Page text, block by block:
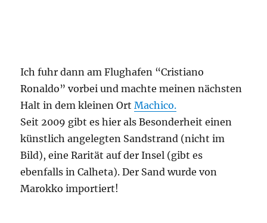
Ich fuhr dann am Flughafen “Cristiano
Ronaldo” vorbei und machte meinen nächsten
Halt in dem kleinen OrtMachico.
Seit 2009 gibt es hier als Besonderheit einen
künstlich angelegten Sandstrand (nicht im
Bild), eine Rarität auf der Insel (gibt es
ebenfalls in Calheta). Der Sand wurde von
Marokko importiert!